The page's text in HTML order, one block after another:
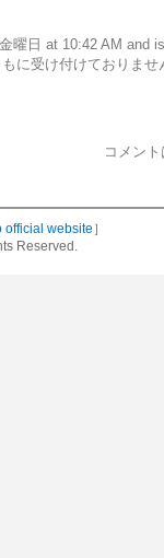
曜日 at 10:42 AM
に受け付けておりませ
コメン
official website ］
Reserved.